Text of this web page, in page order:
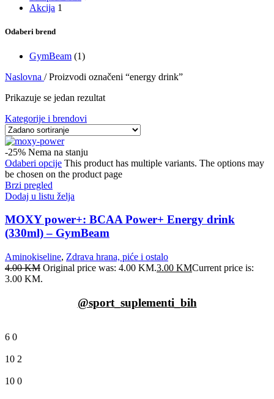
Akcija 1
Odaberi brend
GymBeam (1)
Naslovna / Proizvodi označeni “energy drink”
Prikazuje se jedan rezultat
Kategorije i brendovi
-25% Nema na stanju
Odaberi opcije This product has multiple variants. The options may
be chosen on the product page
Brzi pregled
Dodaj u listu želja
MOXY power+: BCAA Power+ Energy drink
(330ml) – GymBeam
Aminokiseline, Zdrava hrana, piće i ostalo
4.00KM Original price was: 4.00 KM.3.00 KMCurrent price is:
3.00 KM.
@sport_suplementi_bih
6 0
10 2
10 0